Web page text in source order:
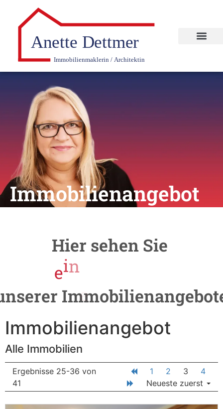
Immobilien­angebot
Hier sehen Sie
ein
Immobilien­angebot
Alle Immobilien
Ergebnisse 25-36 von
41
1 2 3
4
Neueste zuerst